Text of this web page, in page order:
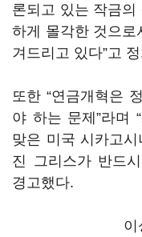
론되고 있는 작금
하게 몰각한 것으
겨드리고 있다”고
또한 “연금개혁은
야 하는 문제”라며
맞은 미국 시카고
진 그리스가 반드
경고했다.
이